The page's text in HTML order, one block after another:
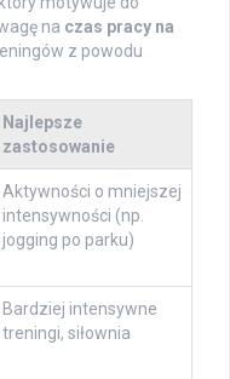
na czas pracy na
z powodu
Najlepsze
zastosowanie
Aktywności o mniejszej
intensywności (np.
jogging po parku)
Bardziej intensywne
treningi, siłownia